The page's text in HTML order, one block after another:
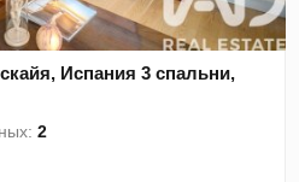
Испания 3 спальни,
2